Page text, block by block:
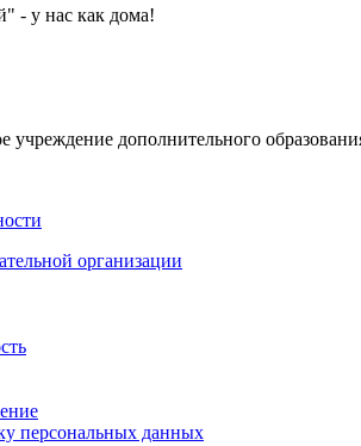
- у нас как дома!
дополнительного
организации
персональных данных